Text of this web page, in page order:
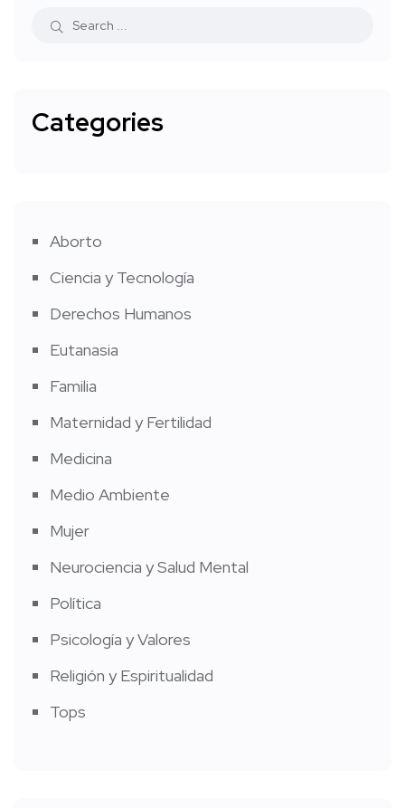
Categories
Aborto
Ciencia y Tecnología
Derechos Humanos
Eutanasia
Familia
Maternidad y Fertilidad
Medicina
Medio Ambiente
Mujer
Neurociencia y Salud Mental
Política
Psicología y Valores
Religión y Espiritualidad
Tops